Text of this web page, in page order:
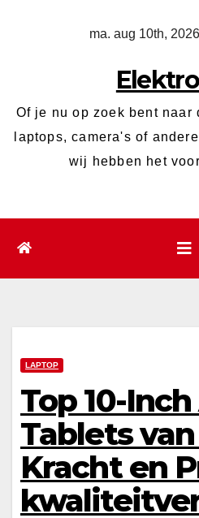
ma. aug 10th, 2026
Of je nu op zoek bent naar
laptops, camera's of
wij hebben het
LAPTOP
Top 10-
Tablets
Kracht en